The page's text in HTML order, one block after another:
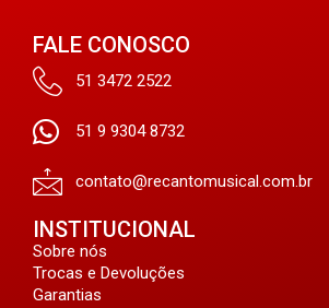
FALE CONOSCO
51 3472 2522
51 9 9304 8732
contato@recantomusical.com.br
INSTITUCIONAL
Sobre nós
Trocas e Devoluções
Garantias